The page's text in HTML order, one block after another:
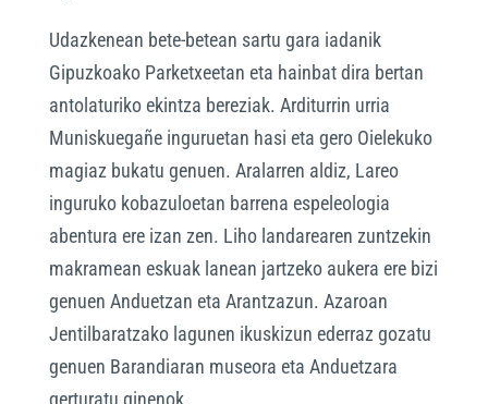
Udazkenean bete-betean sartu gara iadanik
Gipuzkoako Parketxeetan eta hainbat dira bertan
antolaturiko ekintza bereziak. Arditurrin urria
Muniskuegañe inguruetan hasi eta gero Oielekuko
magiaz bukatu genuen. Aralarren aldiz, Lareo
inguruko kobazuloetan barrena espeleologia
abentura ere izan zen. Liho landarearen zuntzekin
makramean eskuak lanean jartzeko aukera ere bizi
genuen Anduetzan eta Arantzazun. Azaroan
Jentilbaratzako lagunen ikuskizun ederraz gozatu
genuen Barandiaran museora eta Anduetzara
gerturatu ginenok.